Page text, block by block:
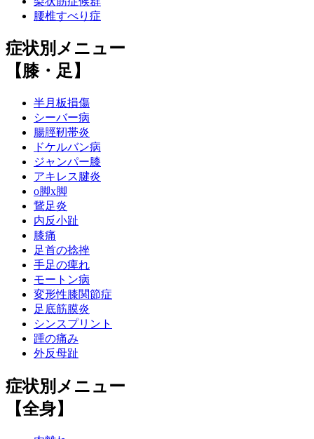
腰椎すべり症
症状別メニュー
【膝・足】
半月板損傷
シーバー病
腸脛靭帯炎
ドケルバン病
ジャンパー膝
アキレス腱炎
o脚x脚
鵞足炎
内反小趾
膝痛
足首の捻挫
手足の痺れ
モートン病
変形性膝関節症
足底筋膜炎
シンスプリント
踵の痛み
外反母趾
症状別メニュー
【全身】